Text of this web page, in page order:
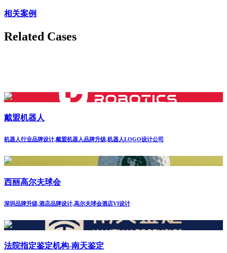
相关案例
Related Cases
戴盟机器人
机器人行业品牌设计,戴盟机器人品牌升级,机器人LOGO设计公司
西丽高尔夫球会
深圳品牌升级,酒店品牌设计,高尔夫球会酒店VI设计
法院指定鉴定机构-南天鉴定